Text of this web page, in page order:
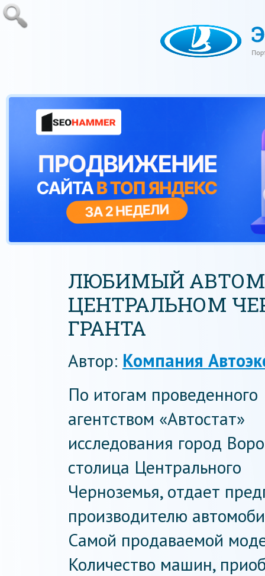
ЛЮБИМЫЙ
ЦЕНТРАЛЬНОМ
ГРАНТА
Автор: Компания
По итогам проведенного
агентством «Автостат»
исследования город
столица Центрального
Черноземья, отдает
производителю
Самой продаваемой
Количество машин,